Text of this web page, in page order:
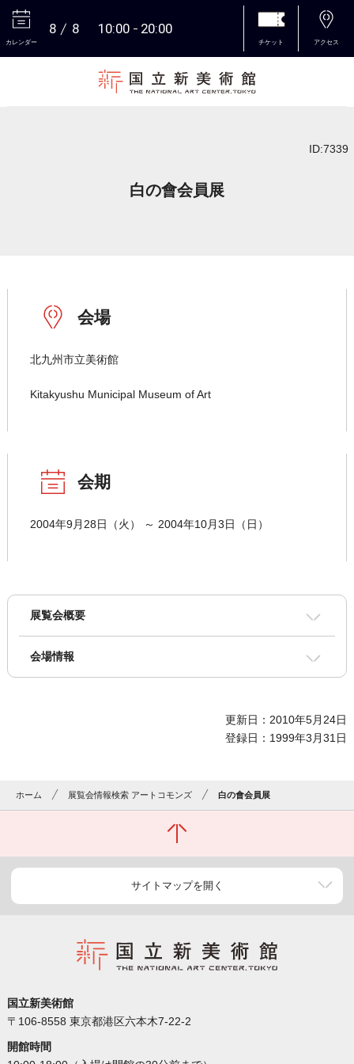
カレンダー
8 8 10:00 20:00
チケット アクセス
ID:7339
白の會会員展
会場
北九州市立美術館
Kitakyushu Municipal Museum of Art
会期
2004年9月28日（火） ～ 2004年10月3日（日）
展覧会概要
会場情報
更新日：2010年5月24日
登録日：1999年3月31日
ホーム 展覧会情報検索 アートコモンズ 白の會会員展
サイトマップを開く
国立新美術館
〒106-8558 東京都港区六本木7-22-2
開館時間